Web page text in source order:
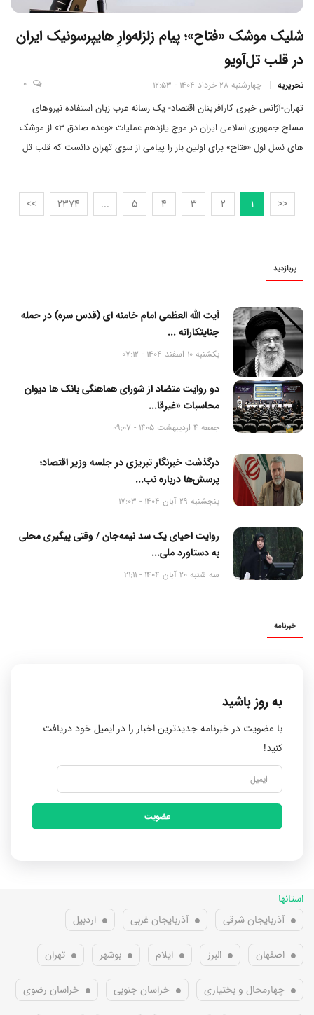
شلیک موشک «فتاح»؛ پیام زلزله‌وارِ هایپرسونیک ایران
در قلب تل‌آویو
تحریریه چهارشنبه 28 خرداد 1404 - 12:53 0
تهران-آژانس خبری کارآفرینان اقتصاد- یک رسانه عرب زبان استفاده نیروهای
مسلح جمهوری اسلامی ایران در موج یازدهم عملیات «وعده صادق ۳» از موشک
های نسل اول «فتاح» برای اولین بار را پیامی از سوی تهران دانست که قلب تل
<<
1
2
3
4
5
...
2374
>>
پربازدید
آیت الله العظمی امام خامنه ای (قدس سره) در حمله
جنایتکارانه ...
یکشنبه 10 اسفند 1404 - 07:12
دو روایت متضاد از شورای هماهنگی بانک ها دیوان
محاسبات «غیرقا...
جمعه 4 اردیبهشت 1405 - 09:07
درگذشت خبرنگار تبریزی در جلسه وزیر اقتصاد؛
پرسش‌ها درباره نب...
پنجشنبه 29 آبان 1404 - 17:03
روایت احیای یک سد نیمه‌جان / وقتی پیگیری محلی
به دستاورد ملی...
سه شنبه 20 آبان 1404 - 21:11
خبرنامه
به روز باشید
با عضویت در خبرنامه جدیدترین اخبار را در ایمیل خود دریافت
کنید!
عضویت
استانها
آذربایجان شرقی
آذربایجان غربی اردبیل
اصفهان البرز ایلام بوشهر تهران
چهارمحال و بختیاری خراسان جنوبی خراسان رضوی